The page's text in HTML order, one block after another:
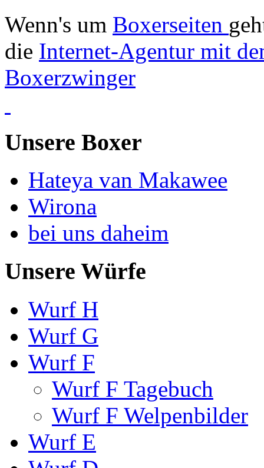
Wenn's um Boxerseiten
die Internet-Agentur mit
Boxerzwinger
Unsere Boxer
Hateya van Makawee
Wirona
bei uns daheim
Unsere Würfe
Wurf H
Wurf G
Wurf F
Wurf F Tagebuch
Wurf F Welpenbilder
Wurf E